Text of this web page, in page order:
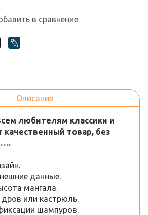
в сравнение
Описание
любителям классики и
товар, без
данные.
мангала.
или кастрюль.
шампуров.